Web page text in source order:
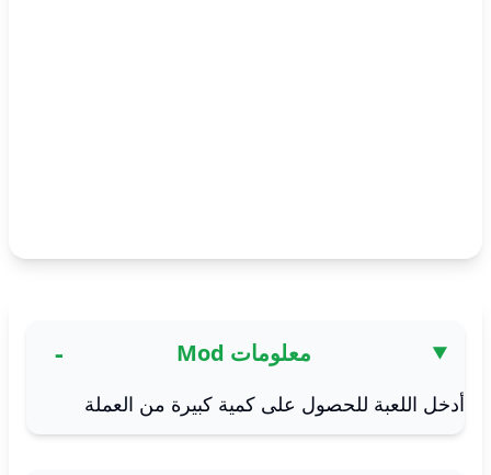
معلومات Mod
أدخل اللعبة للحصول على كمية كبيرة من العملة